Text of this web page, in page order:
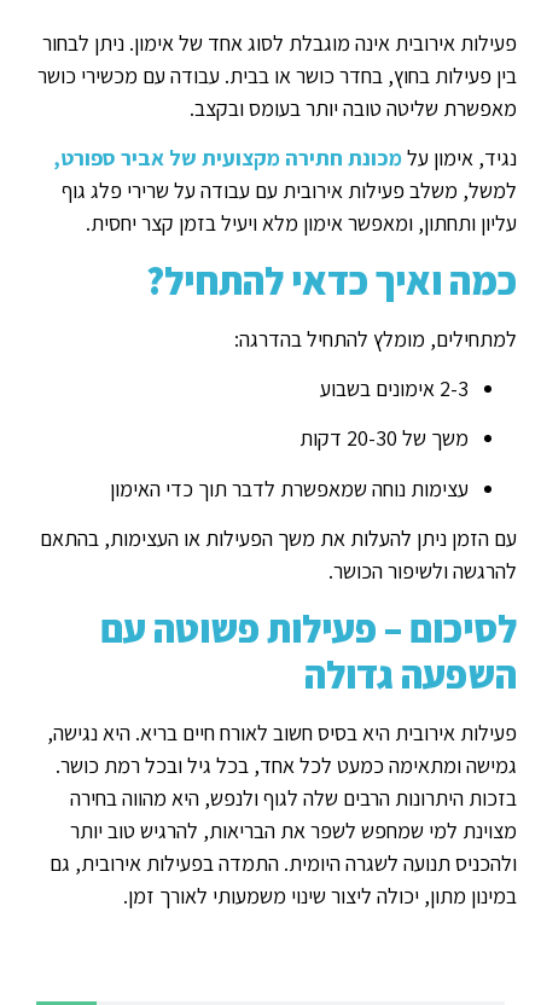
פעילות אירובית אינה מוגבלת לסוג אחד של אימון. ניתן לבחור
בין פעילות בחוץ, בחדר כושר או בבית. עבודה עם מכשירי כושר
מאפשרת שליטה טובה יותר בעומס ובקצב.
נגיד, אימון עלמכונת חתירה מקצועית של אביר ספורט,
למשל, משלב פעילות אירובית עם עבודה על שרירי פלג גוף
עליון ותחתון, ומאפשר אימון מלא ויעיל בזמן קצר יחסית.
כמה ואיך כדאי להתחיל?
למתחילים, מומלץ להתחיל בהדרגה:
2-3 אימונים בשבוע
משך של 20-30 דקות
עצימות נוחה שמאפשרת לדבר תוך כדי האימון
עם הזמן ניתן להעלות את משך הפעילות או העצימות, בהתאם
להרגשה ולשיפור הכושר.
לסיכום – פעילות פשוטה עם
השפעה גדולה
פעילות אירובית היא בסיס חשוב לאורח חיים בריא. היא נגישה,
גמישה ומתאימה כמעט לכל אחד, בכל גיל ובכל רמת כושר.
בזכות היתרונות הרבים שלה לגוף ולנפש, היא מהווה בחירה
מצוינת למי שמחפש לשפר את הבריאות, להרגיש טוב יותר
ולהכניס תנועה לשגרה היומית. התמדה בפעילות אירובית, גם
במינון מתון, יכולה ליצור שינוי משמעותי לאורך זמן.